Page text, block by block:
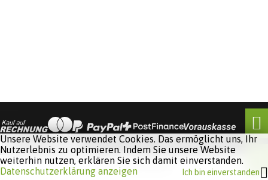
Software:
Unsere Website verwendet Cookies. Das ermöglicht uns, Ihr
Nutzerlebnis zu optimieren. Indem Sie unsere Website
weiterhin nutzen, erklären Sie sich damit einverstanden.
Datenschutzerklärung anzeigen
Ich bin einverstanden